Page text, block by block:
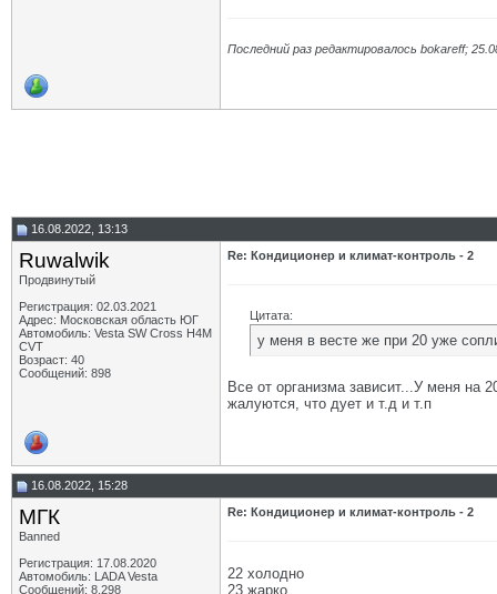
Последний раз редактировалось bokareff;
16.08.2022, 13:13
Ruwalwik
Продвинутый
Регистрация: 02.03.2021
Адрес: Московская область ЮГ
Автомобиль: Vesta SW Cross H4M
CVT
Возраст: 40
Сообщений: 898
Re: Кондиционер и климат-контроль - 2
Цитата:
у меня в весте же при 20 уже
Все от организма зависит...У меня на
жалуются, что дует и т.д и т.п
16.08.2022, 15:28
МГК
Banned
Регистрация: 17.08.2020
Автомобиль: LADA Vesta
Сообщений: 8,298
Re: Кондиционер и климат-контроль - 2
22 холодно
23 жарко